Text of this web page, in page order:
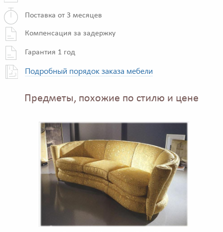
Поставка от 3 месяцев
Компенсация за задержку
Гарантия 1 год
Подробный порядок заказа мебели
Предметы, похожие по стилю и цене